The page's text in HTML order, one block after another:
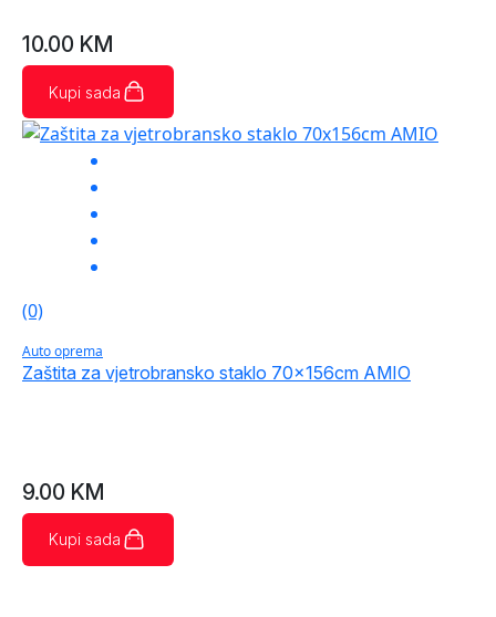
10.00 KM
Kupi sada
(0)
Auto oprema
Zaštita za vjetrobransko staklo 70x156cm AMIO
9.00 KM
Kupi sada